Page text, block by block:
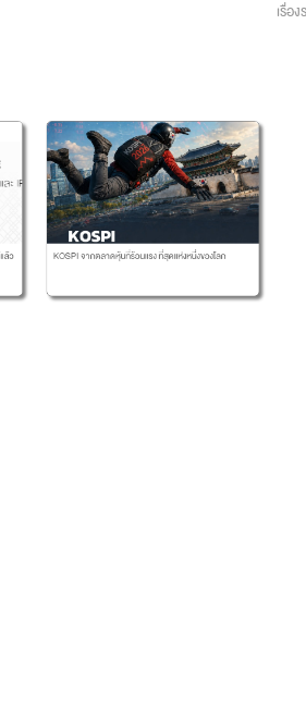
เรื่อ
KOSPI จากตลาดหุ้นที่ร้อนแรง ที่สุดแห่งหนึ่งของโลก